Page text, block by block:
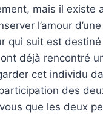
mais il existe
l’amour
qui suit est
déjà rencontré
cet individu
des
que les deux